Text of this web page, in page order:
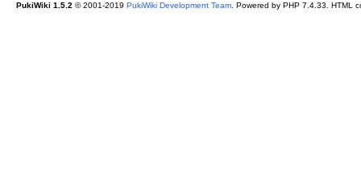
PukiWiki 1.5.2 © 2001-2019 PukiWiki Development Team. Powered by PHP 7.4.33. HTML